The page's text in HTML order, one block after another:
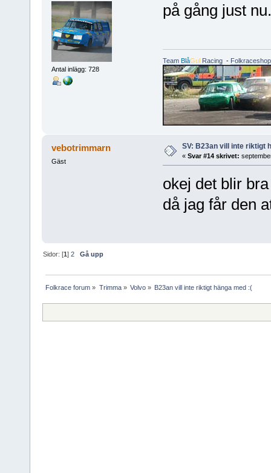
Antal inlägg: 728
på gång just
Team BlåGulRacing- Folkraceshop
vebotrimmarn
Gäst
SV: B23an vill inte riktigt
« Svar #14 skrivet:
okej det blir
då jag får den
Sidor: [1]2 Gå upp
Folkrace forum » Trimma» Volvo» B23an vill inte riktigt hänga med :(